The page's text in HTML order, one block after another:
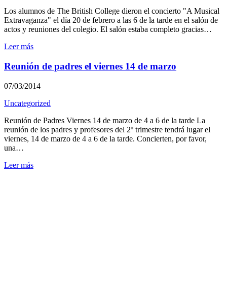
Los alumnos de The British College dieron el concierto "A Musical
Extravaganza" el día 20 de febrero a las 6 de la tarde en el salón de
actos y reuniones del colegio. El salón estaba completo gracias…
Leer más
Reunión de padres el viernes 14 de marzo
07/03/2014
Uncategorized
Reunión de Padres Viernes 14 de marzo de 4 a 6 de la tarde La
reunión de los padres y profesores del 2º trimestre tendrá lugar el
viernes, 14 de marzo de 4 a 6 de la tarde. Concierten, por favor,
una…
Leer más